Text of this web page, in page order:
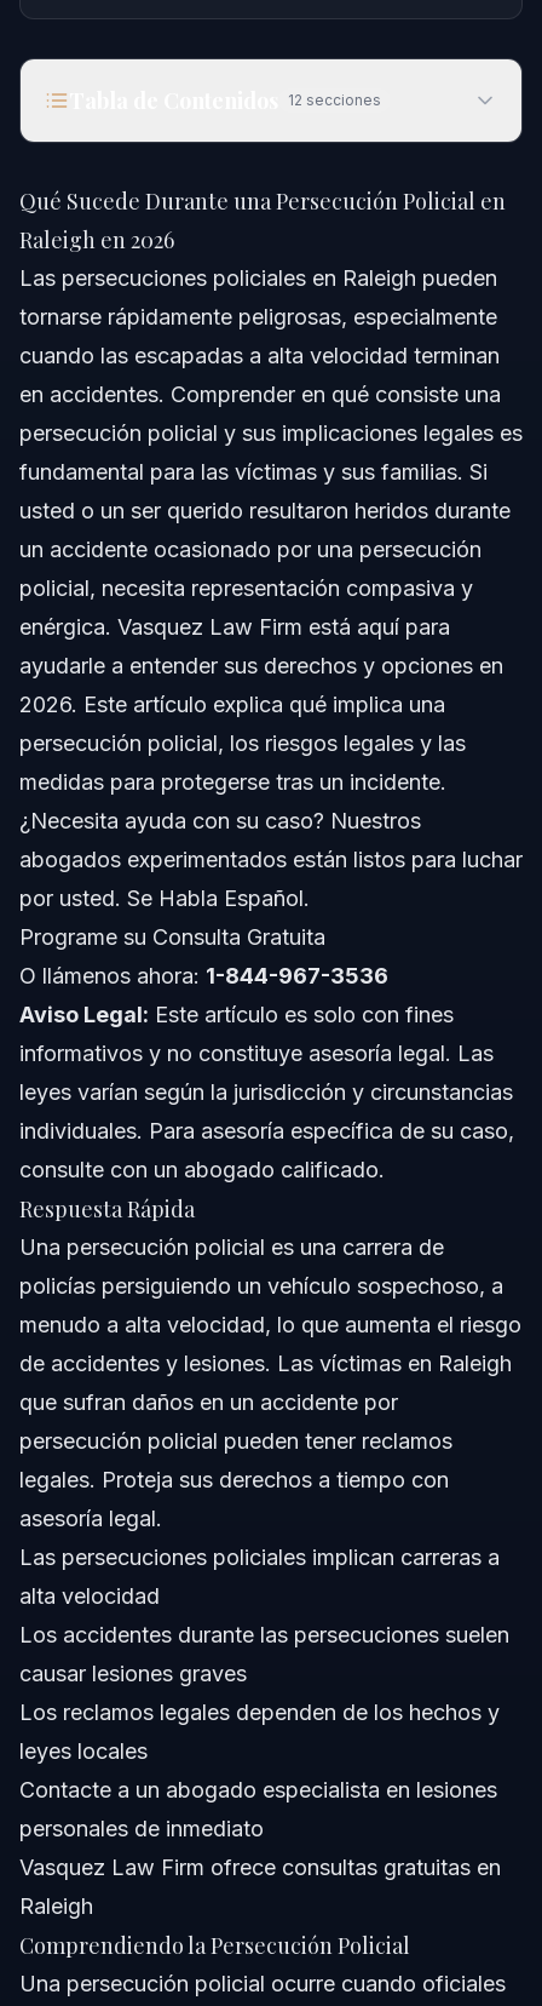
12 secciones
Raleigh en 2026
Respuesta Rápida
Comprendiendo la Persecución Policial
Riesgos Durante las Persecuciones Policiales
Responsabilidad Legal en una Persecución Policial
Paso a Paso: Qué Hacer Después de un
Accidente por Persecución Policial
Recursos y Apoyo
Errores Comunes que Cometen las Víctimas
Cronología y Qué Esperar en Su Caso
Costos y Honorarios: Factores que Afectan el
Precio de la Asistencia Legal
Notas para NC, FL y a Nivel Nacional
Notas para Florida
Conceptos a Nivel Nacional
Cuándo Llamar a un Abogado Ahora
Sobre Vasquez Law Firm
Confianza y Experiencia del Abogado
Preguntas Frecuentes
¿Qué significa una persecución policial?
¿La persecución policial es gratuita para ver o jugar?
¿Cuáles son algunas persecuciones policiales
famosas?
¿Puedo demandar si resulté herido en un accidente de
accidente de persecución policial?
¿Las leyes de persecución policial son diferentes en
policial?
Fuentes y Referencias
Qué Sucede Durante una Persecución Policial en
Raleigh en 2026
Las persecuciones policiales en Raleigh pueden
tornarse rápidamente peligrosas, especialmente
cuando las escapadas a alta velocidad terminan
en accidentes. Comprender en qué consiste una
persecución policial y sus implicaciones legales es
fundamental para las víctimas y sus familias. Si
usted o un ser querido resultaron heridos durante
un accidente ocasionado por una persecución
policial, necesita representación compasiva y
enérgica. Vasquez Law Firm está aquí para
ayudarle a entender sus derechos y opciones en
2026. Este artículo explica qué implica una
persecución policial, los riesgos legales y las
medidas para protegerse tras un incidente.
¿Necesita ayuda con su caso? Nuestros
abogados experimentados están listos para luchar
por usted. Se Habla Español.
Programe su Consulta Gratuita
O llámenos ahora: 1-844-967-3536
Aviso Legal: Este artículo es solo con fines
informativos y no constituye asesoría legal. Las
leyes varían según la jurisdicción y circunstancias
individuales. Para asesoría específica de su caso,
consulte con un abogado calificado.
Respuesta Rápida
Una persecución policial es una carrera de
policías persiguiendo un vehículo sospechoso, a
menudo a alta velocidad, lo que aumenta el riesgo
de accidentes y lesiones. Las víctimas en Raleigh
que sufran daños en un accidente por
persecución policial pueden tener reclamos
legales. Proteja sus derechos a tiempo con
asesoría legal.
Las persecuciones policiales implican carreras a
alta velocidad
Los accidentes durante las persecuciones suelen
causar lesiones graves
Los reclamos legales dependen de los hechos y
leyes locales
Contacte a un abogado especialista en lesiones
personales de inmediato
Vasquez Law Firm ofrece consultas gratuitas en
Raleigh
Comprendiendo la Persecución Policial
Una persecución policial ocurre cuando oficiales